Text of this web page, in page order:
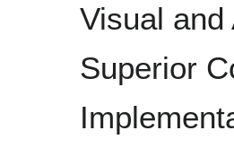
Visual
Superior